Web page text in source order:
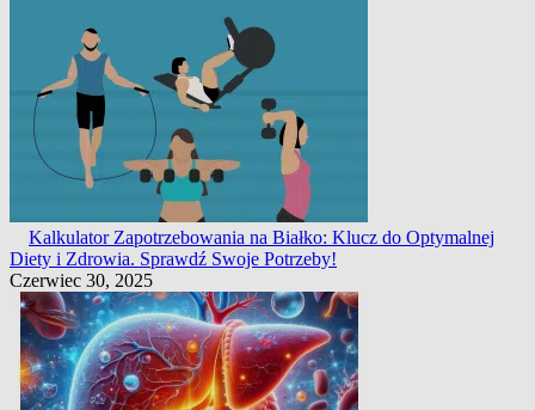
Kalkulator Zapotrzebowania na Białko: Klucz do Optymalnej
Diety i Zdrowia. Sprawdź Swoje Potrzeby!
Czerwiec 30, 2025